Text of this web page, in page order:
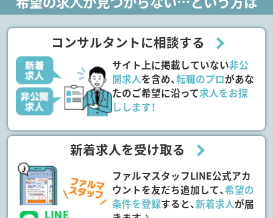
コンサルタントに相談する
サイト上に掲載していない非公
開求人を含め、転職のプロがあな
たのご希望に沿って求人をお探
しします！
新着求人を受け取る
ファルマスタッフLINE公式アカ
ウントを友だち追加して、希望の
条件を登録すると、新着求人が届